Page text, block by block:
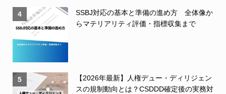
4
SSBJ対応の基本と準備の進め方 全体像か
らマテリアリティ評価・指標収集まで
5
【2026年最新】人権デュー・ディリジェン
スの規制動向とは？CSDDD確定後の実務対